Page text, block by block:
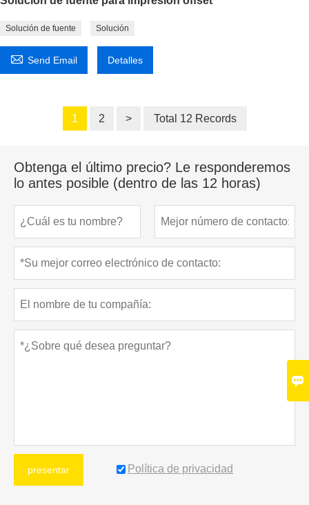
Solución de fuente Solución
 Send Email Detalles
1 2 > Total 12 Records
Obtenga el último precio? Le responderemos
lo antes posible (dentro de las 12 horas)
presentar Política de privacidad
